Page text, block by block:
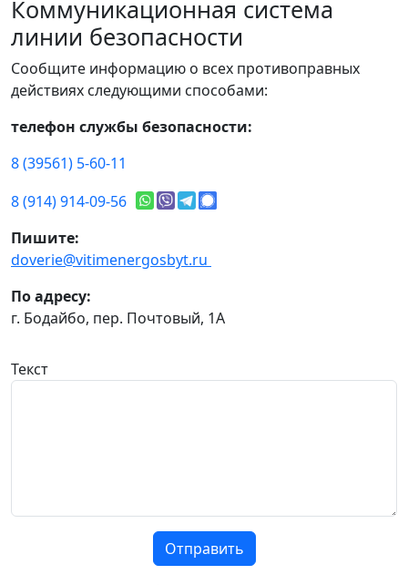
Коммуникационная система
линии безопасности
Сообщите информацию о всех противоправных
действиях следующими способами:
телефон службы безопасности:
8 (39561) 5-60-11
8 (914) 914-09-56
Пишите:
doverie@vitimenergosbyt.ru
По адресу:
г. Бодайбо, пер. Почтовый, 1А
Текст
Отправить